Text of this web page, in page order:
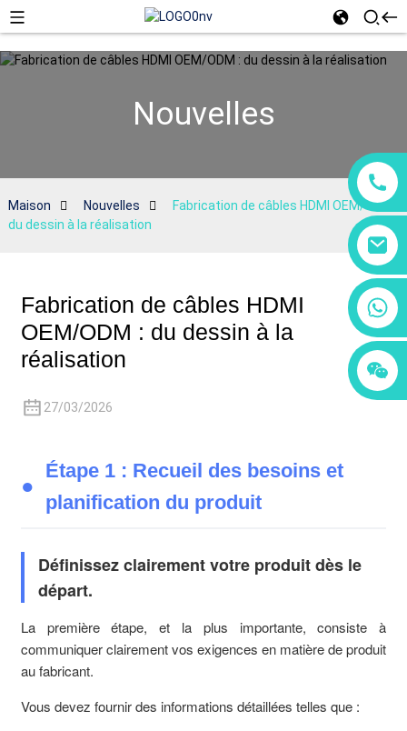
+86 18760065206
Nouvelles
Maison Nouvelles
Fabrication de câbles HDMI OEM/ODM :
du dessin à la réalisation
Fabrication de câbles HDMI
OEM/ODM : du dessin à la
réalisation
27/03/2026
Étape 1 : Recueil des besoins et
planification du produit
Définissez clairement votre produit dès le
départ.
La première étape, et la plus importante, consiste à
communiquer clairement vos exigences en matière de produit
au fabricant.
Vous devez fournir des informations détaillées telles que :